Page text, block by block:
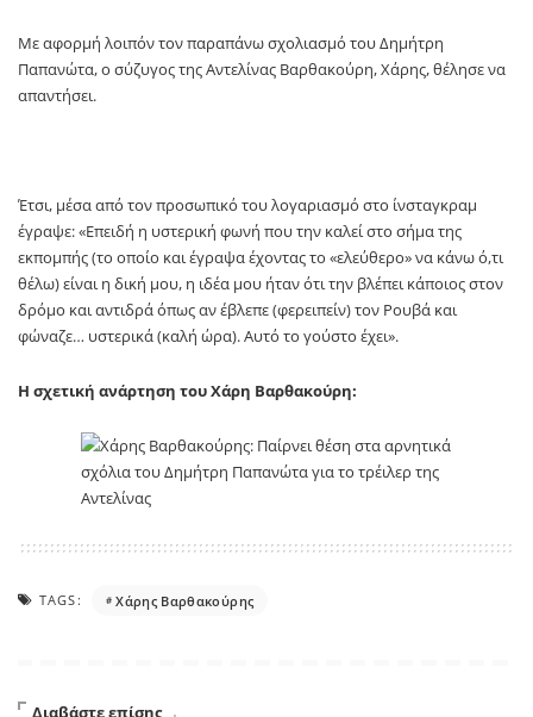
Με αφορμή λοιπόν τον παραπάνω σχολιασμό του Δημήτρη
Παπανώτα, ο σύζυγος της Αντελίνας Βαρθακούρη, Χάρης, θέλησε να
απαντήσει.
Έτσι, μέσα από τον προσωπικό του λογαριασμό στο ίνσταγκραμ
έγραψε: «Επειδή η υστερική φωνή που την καλεί στο σήμα της
εκπομπής (το οποίο και έγραψα έχοντας το «ελεύθερο» να κάνω ό,τι
θέλω) είναι η δική μου, η ιδέα μου ήταν ότι την βλέπει κάποιος στον
δρόμο και αντιδρά όπως αν έβλεπε (φερειπείν) τον Ρουβά και
φώναζε… υστερικά (καλή ώρα). Αυτό το γούστο έχει».
H σχετική ανάρτηση του Χάρη Βαρθακούρη:
TAGS: Χάρης Βαρθακούρης
Διαβάστε επίσης